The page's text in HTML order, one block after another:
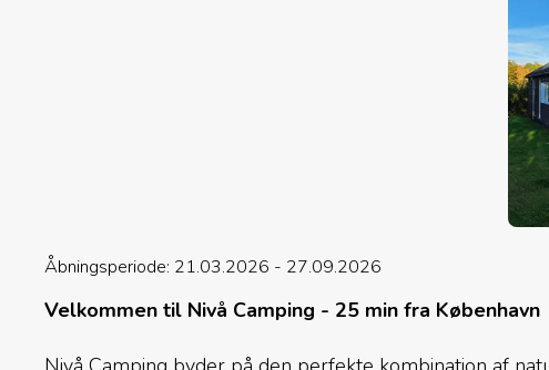
Åbningsperiode: 21.03.2026 - 27.09.2026
Velkommen til Nivå Camping - 25 min fra København